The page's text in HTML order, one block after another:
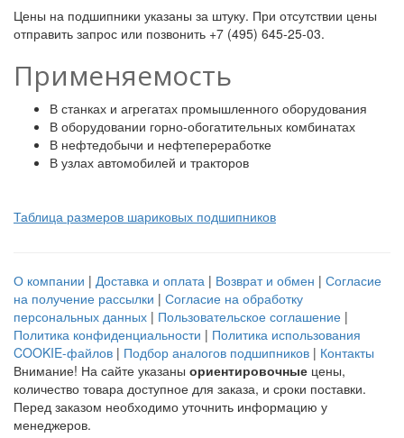
Цены на подшипники указаны за штуку. При отсутствии цены
отправить запрос или позвонить +7 (495) 645-25-03.
Применяемость
В станках и агрегатах промышленного оборудования
В оборудовании горно-обогатительных комбинатах
В нефтедобычи и нефтепереработке
В узлах автомобилей и тракторов
Таблица размеров шариковых подшипников
О компании | Доставка и оплата | Возврат и обмен | Согласие
на получение рассылки | Согласие на обработку
персональных данных | Пользовательское соглашение |
Политика конфиденциальности | Политика использования
COOKIE-файлов | Подбор аналогов подшипников | Контакты
Внимание! На сайте указаны ориентировочные цены,
количество товара доступное для заказа, и сроки поставки.
Перед заказом необходимо уточнить информацию у
менеджеров.